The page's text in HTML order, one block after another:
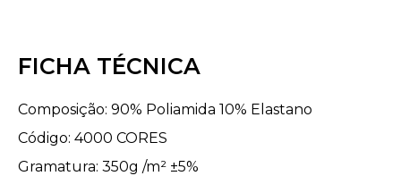
FICHA TÉCNICA
Composição: 90% Poliamida 10% Elastano
Código: 4000 CORES
Gramatura: 350g /m² ±5%